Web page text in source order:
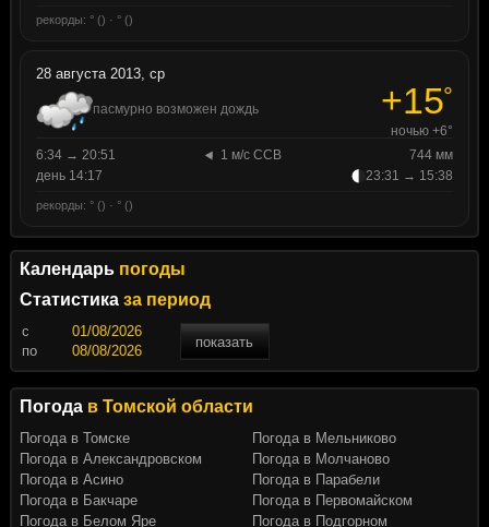
рекорды: ° () · ° ()
28 августа 2013, ср
пасмурно возможен дождь +15°
ночью +6°
6:34 → 20:51
1 м/с ССВ
744 мм
день 14:17
23:31 → 15:38
рекорды: ° () · ° ()
Календарь погоды
Статистика за период
c
показать
по
Погода в Томской области
Погода в Томске
Погода в Александровском
Погода в Асино
Погода в Бакчаре
Погода в Белом Яре
Погода в Мельниково
Погода в Молчаново
Погода в Парабели
Погода в Первомайском
Погода в Подгорном